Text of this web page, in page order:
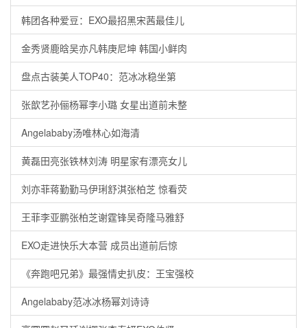
韩团各种爱豆：EXO最招黑宋茜最佳儿
金秀贤鹿晗吴亦凡韩庚尼坤 韩国小鲜肉
盘点古装美人TOP40：范冰冰稳坐第
张歆艺孙俪杨幂李小璐 女星出道前未整
Angelababy汤唯林心如海清
黄磊田亮张铁林刘涛 明星家有漂亮女儿
刘亦菲蒋勤勤马伊琍舒淇张柏芝 惊看荧
王菲李亚鹏张柏芝谢霆锋吴奇隆马雅舒
EXO走进快乐大本营 成员出道前后惊
《奔跑吧兄弟》最强情史扒皮：王宝强校
Angelababy范冰冰杨幂刘诗诗